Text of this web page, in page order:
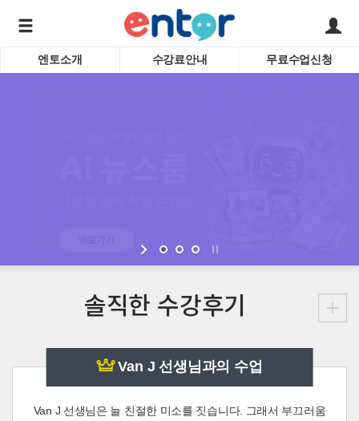
서비스안내
어린이
엔토소개 수강료안내 무료수업신청
솔직한 수강후기
Van J 선생님과의 수업
Van J 선생님은 늘 친절한 미소를 짓습니다. 그래서 부끄러움